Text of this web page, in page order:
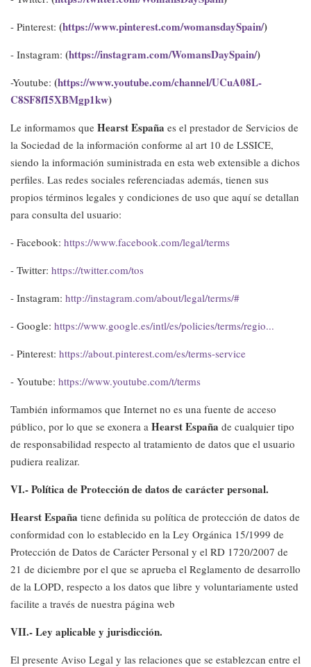
- Pinterest: (https://www.pinterest.com/womansdaySpain/)
- Instagram: (https://instagram.com/WomansDaySpain/)
-Youtube: (https://www.youtube.com/channel/UCuA08L-
C8SF8fI5XBMgp1kw)
Le informamos que Hearst España es el prestador de Servicios de
la Sociedad de la información conforme al art 10 de LSSICE,
siendo la información suministrada en esta web extensible a dichos
perfiles. Las redes sociales referenciadas además, tienen sus
propios términos legales y condiciones de uso que aquí se detallan
para consulta del usuario:
- Facebook: https://www.facebook.com/legal/terms
- Twitter: https://twitter.com/tos
- Instagram: http://instagram.com/about/legal/terms/#
- Google: https://www.google.es/intl/es/policies/terms/regio...
- Pinterest: https://about.pinterest.com/es/terms-service
- Youtube: https://www.youtube.com/t/terms
También informamos que Internet no es una fuente de acceso
público, por lo que se exonera a Hearst España de cualquier tipo
de responsabilidad respecto al tratamiento de datos que el usuario
pudiera realizar.
VI.- Política de Protección de datos de carácter personal.
Hearst España tiene definida su política de protección de datos de
conformidad con lo establecido en la Ley Orgánica 15/1999 de
Protección de Datos de Carácter Personal y el RD 1720/2007 de
21 de diciembre por el que se aprueba el Reglamento de desarrollo
de la LOPD, respecto a los datos que libre y voluntariamente usted
facilite a través de nuestra página web
VII.- Ley aplicable y jurisdicción.
El presente Aviso Legal y las relaciones que se establezcan entre el